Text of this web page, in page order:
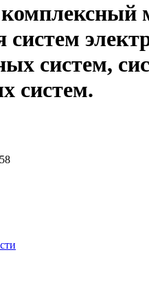
систем
систем,
систем.